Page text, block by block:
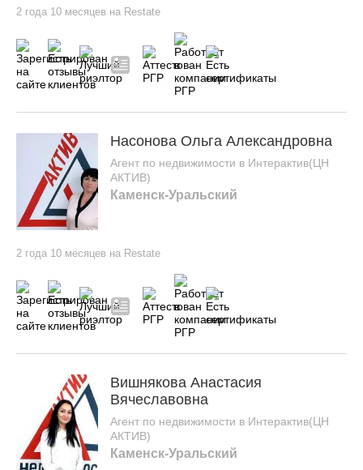
2 года 10 месяцев на Restate
Насонова Ольга Александровна
Агент по недвижимости в Интерактив(ЦН
АКТИВ)
Каменск-Уральский
2 года 10 месяцев на Restate
Вишнякова Анастасия
Вячеславовна
Агент по недвижимости в Интерактив(ЦН
АКТИВ)
Каменск-Уральский